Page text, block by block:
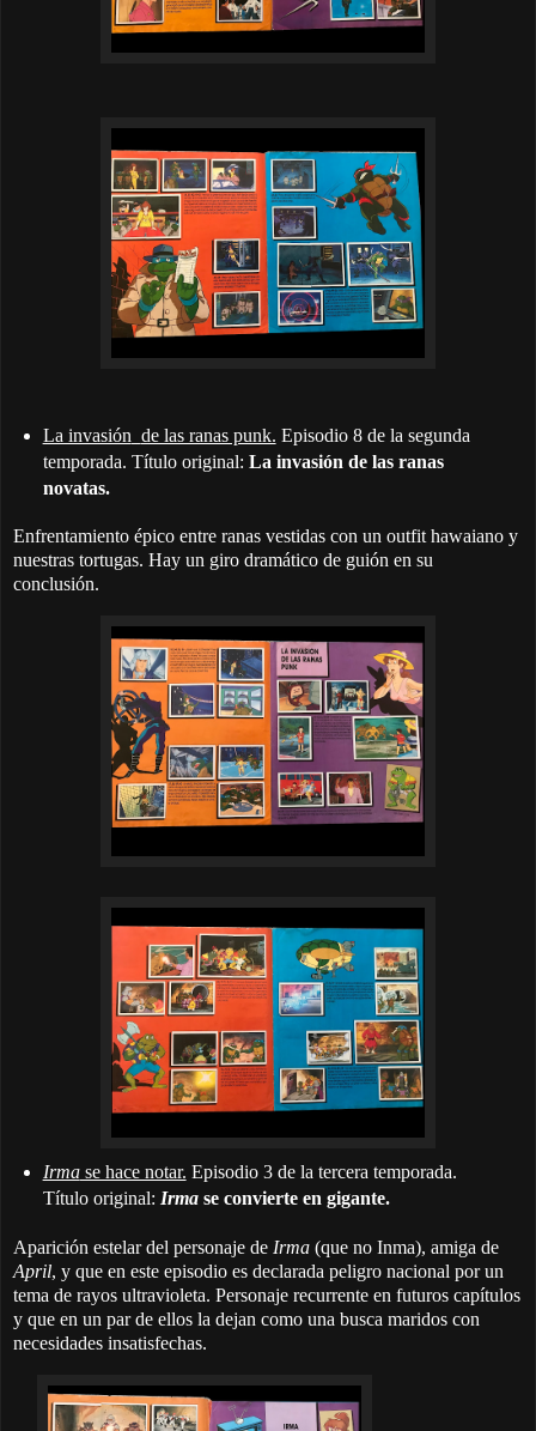
La invasión de las ranas punk. Episodio 8 de la segunda
temporada. Título original: La invasión de las ranas
novatas.
Enfrentamiento épico entre ranas vestidas con un outfit hawaiano y
nuestras tortugas. Hay un giro dramático de guión en su
conclusión.
Irmase hace notar. Episodio 3 de la tercera temporada.
Título original: Irmase convierte en gigante.
Aparición estelar del personaje de Irma (que no Inma), amiga de
April, y que en este episodio es declarada peligro nacional por un
tema de rayos ultravioleta. Personaje recurrente en futuros capítulos
y que en un par de ellos la dejan como una busca maridos con
necesidades insatisfechas.